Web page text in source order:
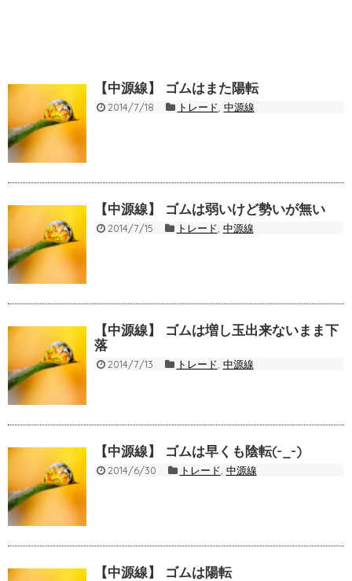
【中源線】 ゴムはまた陽転
2014/7/18 トレード 中源線
【中源線】 ゴムは弱いけど勢いが無い
2014/7/15 トレード 中源線
【中源線】 ゴムは増し玉出来ないまま下
落
2014/7/13 トレード 中源線
【中源線】 ゴムは早くも陰転(-_-)
2014/6/30 トレード 中源線
【中源線】 ゴムは陽転